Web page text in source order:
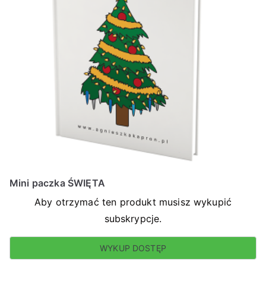
Mini paczka ŚWIĘTA
Aby otrzymać ten produkt musisz wykupić
subskrypcje.
WYKUP DOSTĘP